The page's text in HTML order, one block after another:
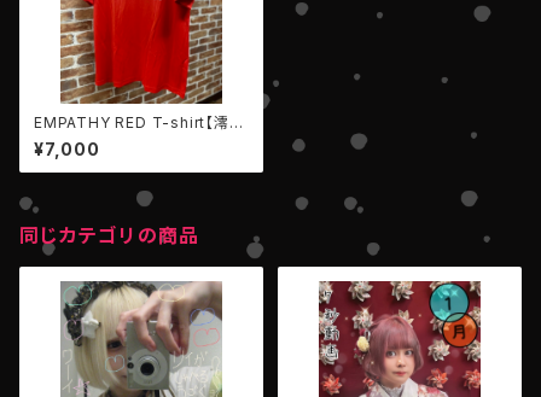
EMPATHY RED T-shirt【澪・
モンスター model】＃アパレル
¥7,000
同じカテゴリの商品